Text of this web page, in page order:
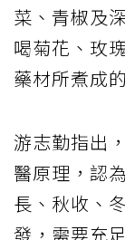
菜、青椒及
喝菊花、玫
藥材所煮成
游志勤指出
醫原理，認
長、秋收、
發，需要充